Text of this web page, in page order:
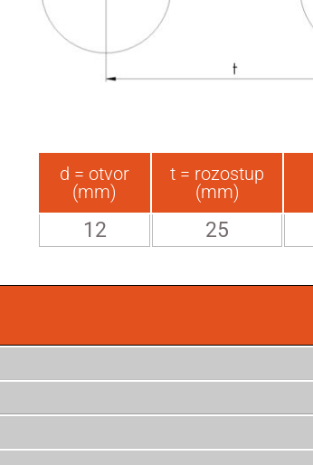
d = otvor
(mm)
t = rozostup
(mm)
12 25